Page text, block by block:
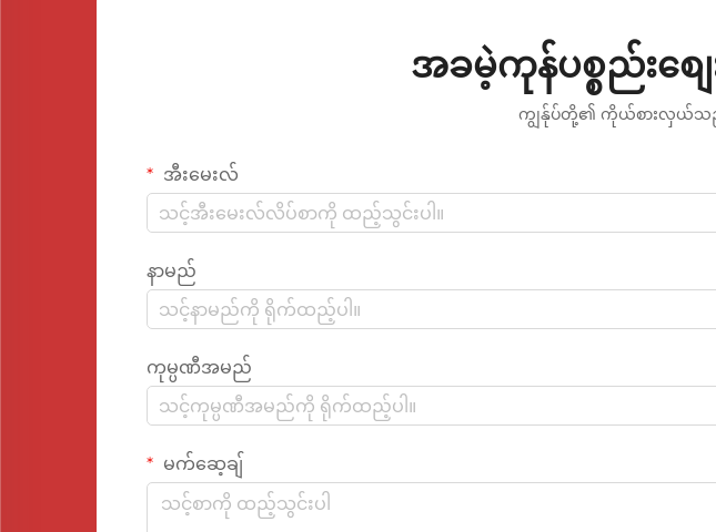
အခမဲ့ကုန်ပစ္စည်းစ
ကျွန်ုပ်တို့၏ ကိုယ်စားလှယ်သ
အီးမေးလ်
နာမည်
ကုမ္ပဏီအမည်
မက်ဆေ့ချ်